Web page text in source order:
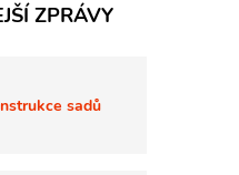
ZPRÁVY
sadů